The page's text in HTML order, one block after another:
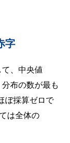
字
、中央値
布の数が最も
ぼ採算ゼロで
は全体の